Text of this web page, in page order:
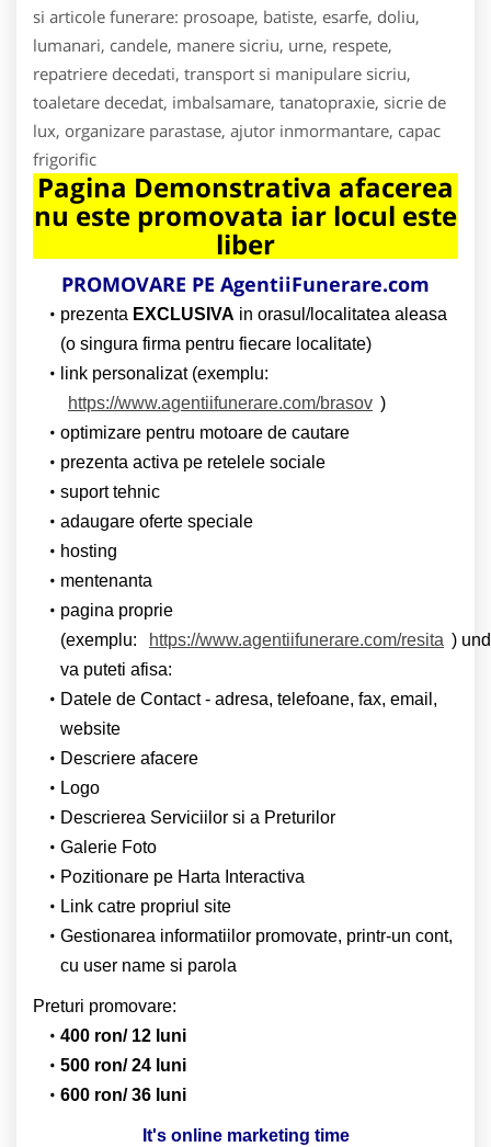
si articole funerare: prosoape, batiste, esarfe, doliu,
lumanari, candele, manere sicriu, urne, respete,
repatriere decedati, transport si manipulare sicriu,
toaletare decedat, imbalsamare, tanatopraxie, sicrie de
lux, organizare parastase, ajutor inmormantare, capac
frigorific
Pagina Demonstrativa afacerea
nu este promovata iar locul este
liber
PROMOVARE PE AgentiiFunerare.com
prezenta EXCLUSIVA in orasul/localitatea aleasa
(o singura firma pentru fiecare localitate)
link personalizat (exemplu:
https://www.agentiifunerare.com/brasov )
optimizare pentru motoare de cautare
prezenta activa pe retelele sociale
suport tehnic
adaugare oferte speciale
hosting
mentenanta
pagina proprie
(exemplu:
https://www.agentiifunerare.com/resita )
va puteti afisa:
Datele de Contact - adresa, telefoane, fax, email,
website
Descriere afacere
Logo
Descrierea Serviciilor si a Preturilor
Galerie Foto
Pozitionare pe Harta Interactiva
Link catre propriul site
Gestionarea informatiilor promovate, printr-un cont,
cu user name si parola
Preturi promovare:
400 ron/ 12 luni
500 ron/ 24 luni
600 ron/ 36 luni
It's online marketing time